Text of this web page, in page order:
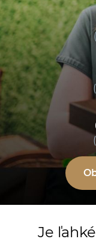
Je